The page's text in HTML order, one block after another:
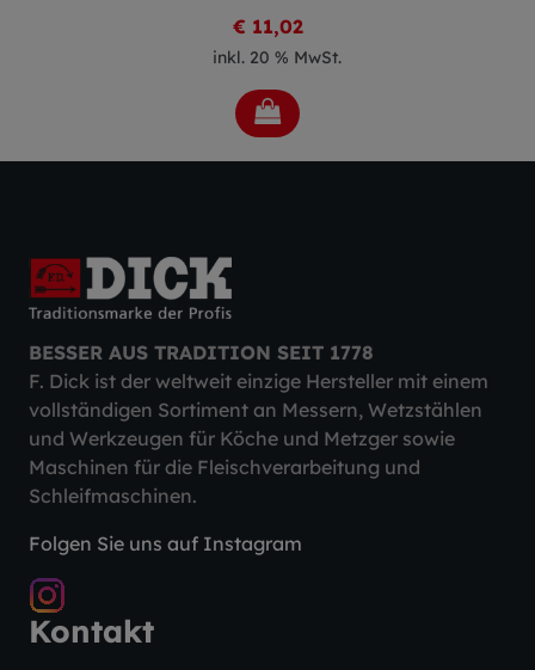
€ 11,02
inkl. 20 % MwSt.
BESSER AUS TRADITION SEIT 1778
F. Dick ist der weltweit einzige Hersteller mit einem
vollständigen Sortiment an Messern, Wetzstählen
und Werkzeugen für Köche und Metzger sowie
Maschinen für die Fleischverarbeitung und
Schleifmaschinen.
Folgen Sie uns auf Instagram
Kontakt